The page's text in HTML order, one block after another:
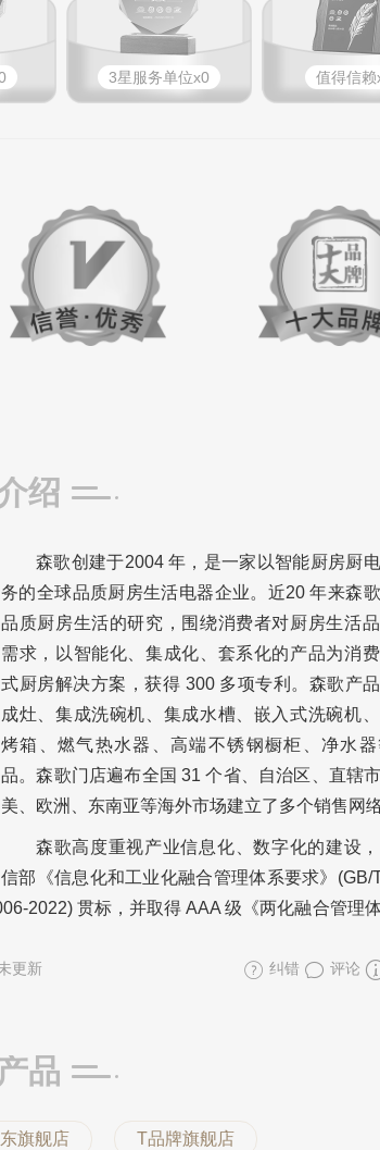
3星服务单位x0 值得信赖
绍
森歌创建于2004 年，是一家以智能厨房厨
务的全球品质厨房生活电器企业。近20 年来森
品质厨房生活的研究，围绕消费者对厨房生活
需求，以智能化、集成化、套系化的产品为消
式厨房解决方案，获得 300 多项专利。森歌产
成灶、集成洗碗机、集成水槽、嵌入式洗碗机
烤箱、燃气热水器、高端不锈钢橱柜、净水
品。森歌门店遍布全国 31 个省、自治区、直辖
美、欧洲、东南亚等海外市场建立了多个销售网
森歌高度重视产业信息化、数字化的建设
信部《信息化和工业化融合管理体系要求》(GB/
2022) 贯标，并取得 AAA 级《两化融合管理
更新 纠错 评论
品
旗舰店 T品牌旗舰店